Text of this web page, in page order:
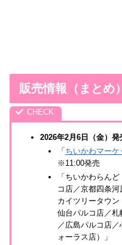
販売情報（まとめ）
2026年2月6日（金）発
「 ちいかわマーケ
※11:00発売
「ちいかわらん
コ店／京都四条
カイツリータウ
仙台パルコ店／
／広島パルコ店
ォーラス店）」